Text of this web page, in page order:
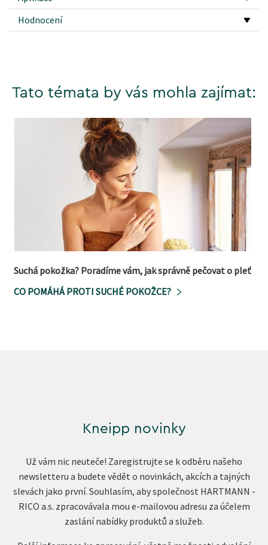
Hodnocení
Tato témata by vás mohla zajímat:
Suchá pokožka? Poradíme vám, jak správně pečovat o pleť
CO POMÁHÁ PROTI SUCHÉ POKOŽCE?
Kneipp novinky
Už vám nic neuteče! Zaregistrujte se k odběru našeho
newsletteru a budete vědět o novinkách, akcích a tajných
slevách jako první. Souhlasím, aby společnost HARTMANN -
RICO a.s. zpracovávala mou e-mailovou adresu za účelem
zaslání nabídky produktů a služeb.